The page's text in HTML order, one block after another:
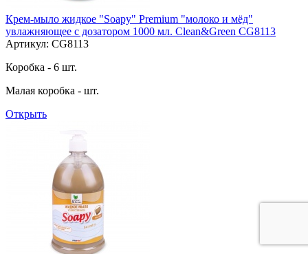
Крем-мыло жидкое "Soapy" Premium "молоко и мёд"
увлажняющее с дозатором 1000 мл. Clean&Green CG8113
Артикул: CG8113
Коробка - 6 шт.
Малая коробка - шт.
Открыть